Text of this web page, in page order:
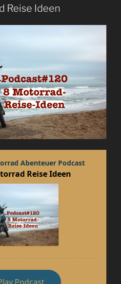
Reise Ideen